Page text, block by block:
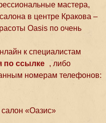
мастера,
в центре Кракова –
Oasis по очень
к специалистам
по ссылке , либо
номерам телефонов:
«Оазис»